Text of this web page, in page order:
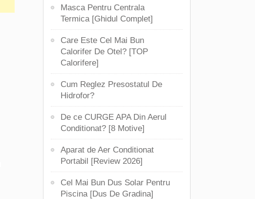
Masca Pentru Centrala
Termica [Ghidul Complet]
Care Este Cel Mai Bun
Calorifer De Otel? [TOP
Calorifere]
Cum Reglez Presostatul De
Hidrofor?
De ce CURGE APA Din Aerul
Conditionat? [8 Motive]
Aparat de Aer Conditionat
Portabil [Review 2026]
Cel Mai Bun Dus Solar Pentru
Piscina [Dus De Gradina]